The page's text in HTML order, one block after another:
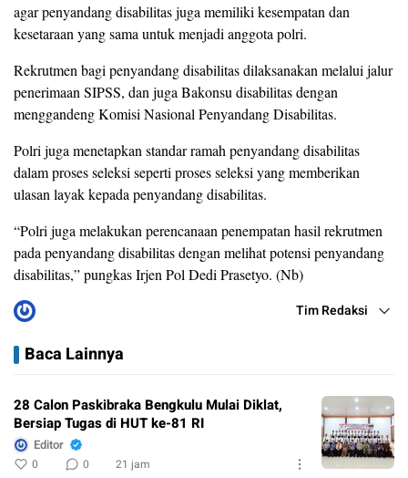
agar penyandang disabilitas juga memiliki kesempatan dan
kesetaraan yang sama untuk menjadi anggota polri.
Rekrutmen bagi penyandang disabilitas dilaksanakan melalui jalur
penerimaan SIPSS, dan juga Bakonsu disabilitas dengan
menggandeng Komisi Nasional Penyandang Disabilitas.
Polri juga menetapkan standar ramah penyandang disabilitas
dalam proses seleksi seperti proses seleksi yang memberikan
ulasan layak kepada penyandang disabilitas.
“Polri juga melakukan perencanaan penempatan hasil rekrutmen
pada penyandang disabilitas dengan melihat potensi penyandang
disabilitas,” pungkas Irjen Pol Dedi Prasetyo. (Nb)
Tim Redaksi
Baca Lainnya
28 Calon Paskibraka Bengkulu Mulai Diklat,
Bersiap Tugas di HUT ke-81 RI
Editor
0 0 21 jam